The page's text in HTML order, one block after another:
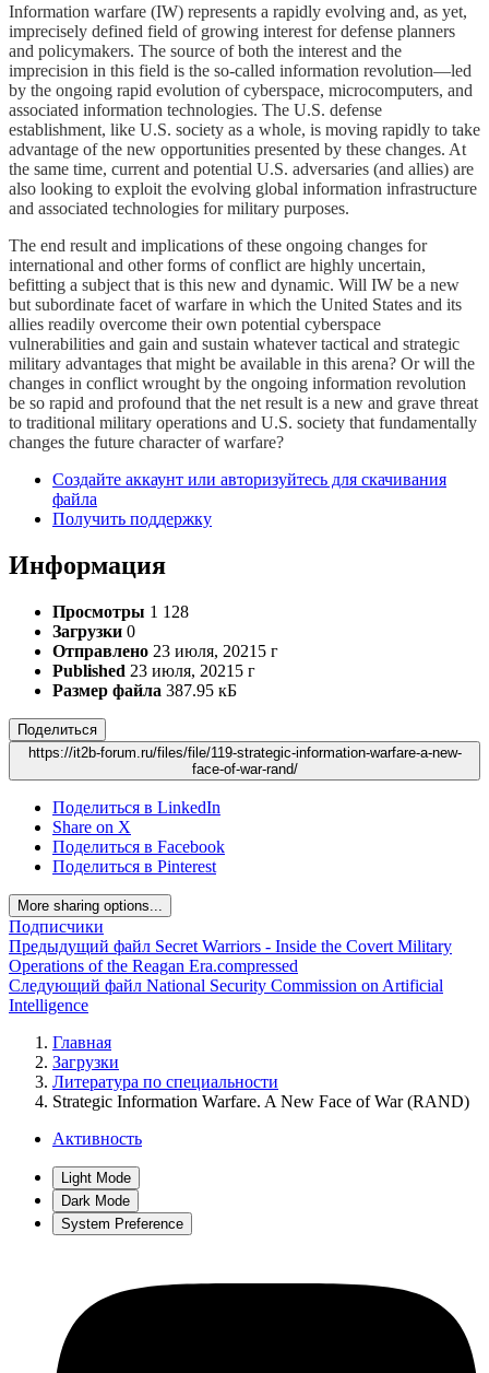
Information warfare (IW) represents a rapidly evolving and, as yet,
imprecisely defined field of growing interest for defense planners
and policymakers. The source of both the interest and the
imprecision in this field is the so-called information revolution—led
by the ongoing rapid evolution of cyberspace, microcomputers, and
associated information technologies. The U.S. defense
establishment, like U.S. society as a whole, is moving rapidly to take
advantage of the new opportunities presented by these changes. At
the same time, current and potential U.S. adversaries (and allies) are
also looking to exploit the evolving global information infrastructure
and associated technologies for military purposes.
The end result and implications of these ongoing changes for
international and other forms of conflict are highly uncertain,
befitting a subject that is this new and dynamic. Will IW be a new
but subordinate facet of warfare in which the United States and its
allies readily overcome their own potential cyberspace
vulnerabilities and gain and sustain whatever tactical and strategic
military advantages that might be available in this arena? Or will the
changes in conflict wrought by the ongoing information revolution
be so rapid and profound that the net result is a new and grave threat
to traditional military operations and U.S. society that fundamentally
changes the future character of warfare?
Создайте аккаунт или авторизуйтесь для скачивания
файла
Получить поддержку
Информация
Просмотры 1 128
Загрузки 0
Отправлено 23 июля, 2021 5 г
Published 23 июля, 2021 5 г
Размер файла 387.95 кБ
Поделиться
https://it2b-forum.ru/files/file/119-strategic-information-warfare-a-new-
face-of-war-rand/
Поделиться в LinkedIn
Share on X
Поделиться в Facebook
Поделиться в Pinterest
More sharing options...
Подписчики
Предыдущий файл Secret Warriors - Inside the Covert Military
Operations of the Reagan Era.compressed
Следующий файл National Security Commission on Artificial
Intelligence
Главная
Загрузки
Литература по специальности
Strategic Information Warfare. A New Face of War (RAND)
Активность
Light Mode
Dark Mode
System Preference